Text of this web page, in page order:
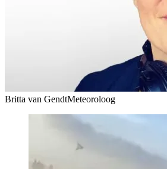
Britta van GendtMeteoroloog